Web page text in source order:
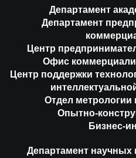
Департамент
Департамент
Центр
Офис
Центр поддержки
Отдел метрологии
Опытно-
Бизнес-
Департамент научных